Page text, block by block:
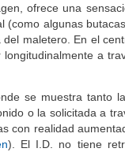
ofrece una
algunas
maletero. En el
a
se muestra tanto
o la solicitada a
con realidad
). El I.D. no tiene